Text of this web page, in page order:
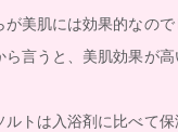
が美肌には効果的なので
ら言うと、美肌効果が
ルトは入浴剤に比べて